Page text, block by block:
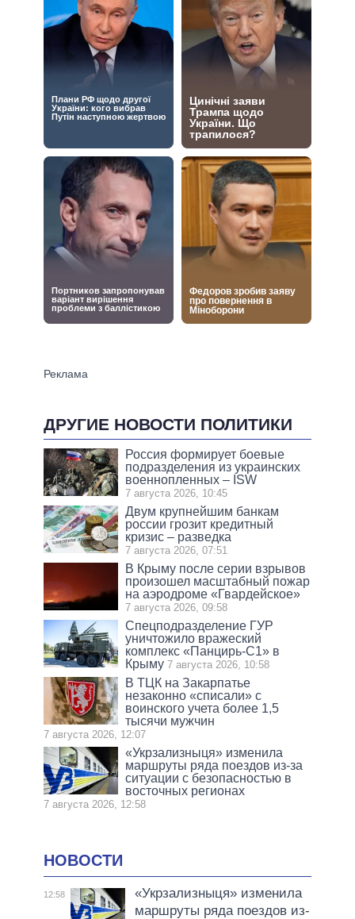
ДРУГИЕ НОВОСТИ ПОЛИТИКИ
Россия формирует боевые
подразделения из украинских
военнопленных – ISW
7 августа 2026, 10:45
Двум крупнейшим банкам
россии грозит кредитный
кризис – разведка
7 августа 2026, 07:51
В Крыму после серии взрывов
произошел масштабный пожар
на аэродроме «Гвардейское»
7 августа 2026, 09:58
Спецподразделение ГУР
уничтожило вражеский
комплекс «Панцирь-С1» в
Крыму 7 августа 2026, 10:58
В ТЦК на Закарпатье
незаконно «списали» с
воинского учета более 1,5
тысячи мужчин
7 августа 2026, 12:07
«Укрзализныця» изменила
маршруты ряда поездов из-за
ситуации с безопасностью в
восточных регионах
7 августа 2026, 12:58
НОВОСТИ
12:58
«Укрзализныця» изменила
маршруты ряда поездов из-